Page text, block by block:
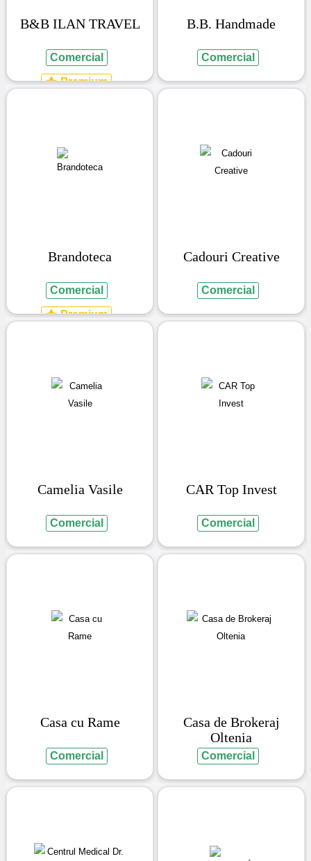
B&B ILAN TRAVEL
Comercial
Premium
B.B. Handmade
Comercial
Brandoteca
Comercial
Premium
Cadouri Creative
Comercial
Camelia Vasile
Comercial
CAR Top Invest
Comercial
Casa cu Rame
Comercial
Casa de Brokeraj
Oltenia
Comercial